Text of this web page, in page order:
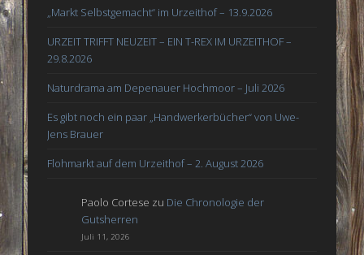
„Markt Selbstgemacht“ im Urzeithof – 13.9.2026
URZEIT TRIFFT NEUZEIT – EIN T-REX IM URZEITHOF –
29.8.2026
Naturdrama am Depenauer Hochmoor – Juli 2026
Es gibt noch ein paar „Handwerkerbücher“ von Uwe-
Jens Brauer
Flohmarkt auf dem Urzeithof – 2. August 2026
Paolo Cortese zu Die Chronologie der
Gutsherren
Juli 11, 2026